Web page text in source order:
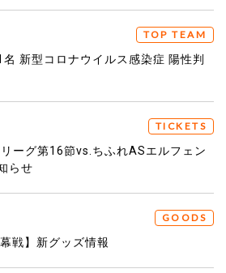
TOP TEAM
新型コロナウイルス感染症 陽性判
TICKETS
ーグ第16節vs.ちふれASエルフェン
らせ
GOODS
戦】新グッズ情報